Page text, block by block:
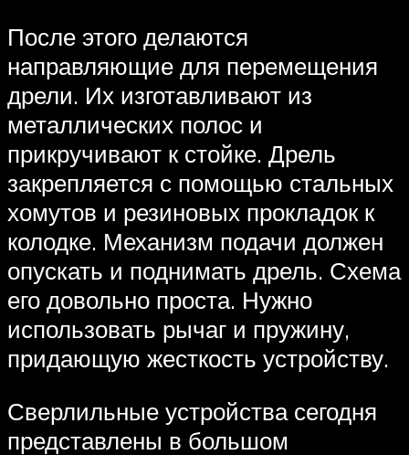
После этого делаются
направляющие для перемещения
дрели. Их изготавливают из
металлических полос и
прикручивают к стойке. Дрель
закрепляется с помощью стальных
хомутов и резиновых прокладок к
колодке. Механизм подачи должен
опускать и поднимать дрель. Схема
его довольно проста. Нужно
использовать рычаг и пружину,
придающую жесткость устройству.
Сверлильные устройства сегодня
представлены в большом